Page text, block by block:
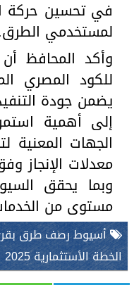
في تحسين حركة
لمستخدمي
وأكد المحافظ
للكود المصري
يضمن جودة
إلى أهمية
الجهات المعنية
معدلات الإنجاز
وبما يحقق
مستوى من
الخطة الأستثمارية 2025